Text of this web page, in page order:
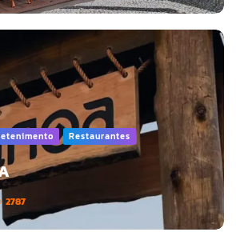
Restaurantes
2787